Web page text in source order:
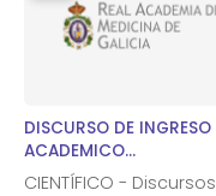
DISCURSO DE INGRESO
ACADEMICO
CORRESPONDIENTE DR.
CIENTÍFICO - Discursos